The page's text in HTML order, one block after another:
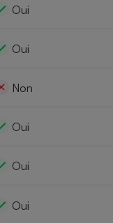
Oui
Oui
Non
Oui
Oui
Oui